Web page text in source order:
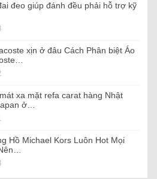
đeo giúp đánh đều phải hỗ trợ kỹ
xịn ở đâu Cách Phân biệt Áo
xa mặt refa carat hàng Nhật
ở…
Hồ Michael Kors Luôn Hot Mọi